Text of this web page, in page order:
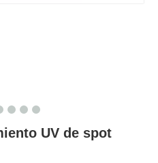
UV de spot